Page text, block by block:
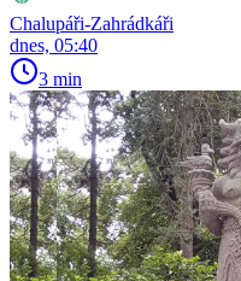
Chalupáři-Zahrádkáři
dnes, 05:40
3 min